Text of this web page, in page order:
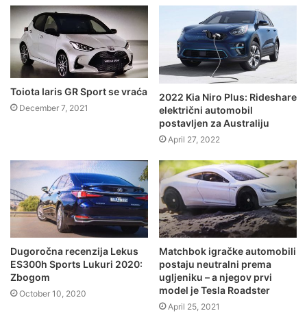
Toiota Iaris GR Sport se vraća
December 7, 2021
2022 Kia Niro Plus: Rideshare
električni automobil
postavljen za Australiju
April 27, 2022
Dugoročna recenzija Lekus
ES300h Sports Lukuri 2020:
Zbogom
October 10, 2020
Matchbok igračke automobili
postaju neutralni prema
ugljeniku – a njegov prvi
model je Tesla Roadster
April 25, 2021